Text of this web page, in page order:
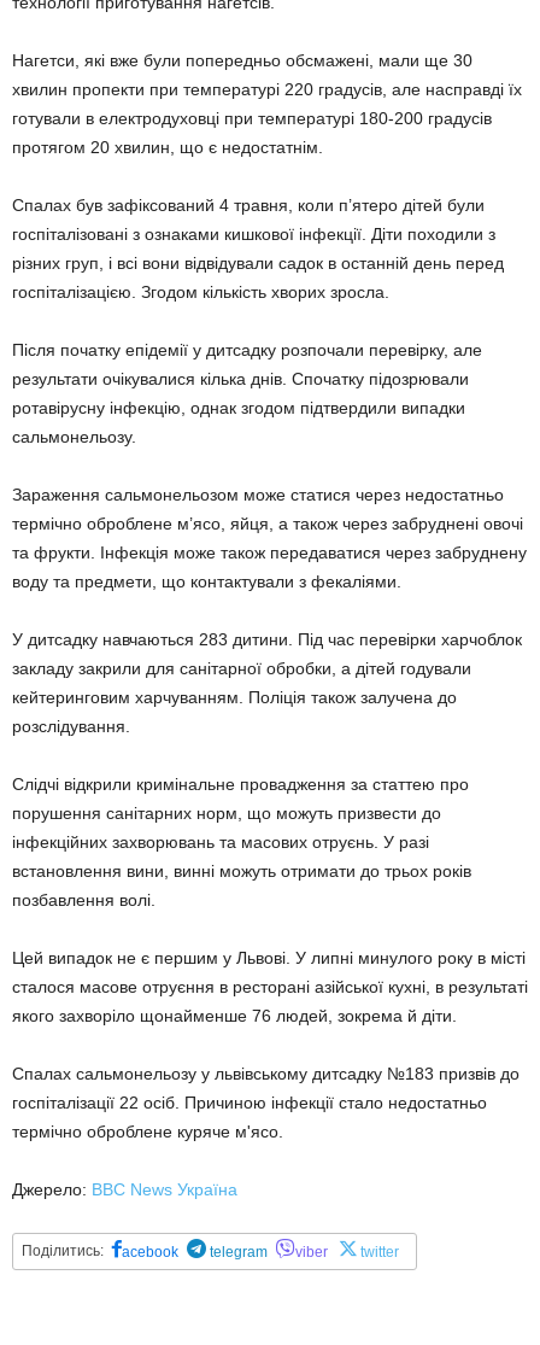
Нагетси, які вже були попередньо обсмажені, мали ще 30
хвилин пропекти при температурі 220 градусів, але насправді їх
готували в електродуховці при температурі 180-200 градусів
протягом 20 хвилин, що є недостатнім.
Спалах був зафіксований 4 травня, коли п’ятеро дітей були
госпіталізовані з ознаками кишкової інфекції. Діти походили з
різних груп, і всі вони відвідували садок в останній день перед
госпіталізацією. Згодом кількість хворих зросла.
Після початку епідемії у дитсадку розпочали перевірку, але
результати очікувалися кілька днів. Спочатку підозрювали
ротавірусну інфекцію, однак згодом підтвердили випадки
сальмонельозу.
Зараження сальмонельозом може статися через недостатньо
термічно оброблене м’ясо, яйця, а також через забруднені овочі
та фрукти. Інфекція може також передаватися через забруднену
воду та предмети, що контактували з фекаліями.
У дитсадку навчаються 283 дитини. Під час перевірки харчоблок
закладу закрили для санітарної обробки, а дітей годували
кейтеринговим харчуванням. Поліція також залучена до
розслідування.
Слідчі відкрили кримінальне провадження за статтею про
порушення санітарних норм, що можуть призвести до
інфекційних захворювань та масових отруєнь. У разі
встановлення вини, винні можуть отримати до трьох років
позбавлення волі.
Цей випадок не є першим у Львові. У липні минулого року в місті
сталося масове отруєння в ресторані азійської кухні, в результаті
якого захворіло щонайменше 76 людей, зокрема й діти.
Спалах сальмонельозу у львівському дитсадку №183 призвів до
госпіталізації 22 осіб. Причиною інфекції стало недостатньо
термічно оброблене куряче м'ясо.
Джерело: BBC News Україна
Поділитись: acebook telegram viber twitter